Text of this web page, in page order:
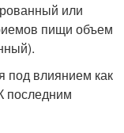
или
пищи объем
под влиянием как
последним